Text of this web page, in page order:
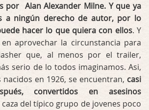
por Alan Alexander Milne. Y que ya
a ningún derecho de autor, por lo
hacer lo que quiera con ellos. Y
aprovechar la circunstancia para
que, al menos por el trailer,
serio de lo todos imaginamos. Asi,
en 1926, se encuentran, casi
convertidos en asesinos
caza del típico grupo de jovenes poco